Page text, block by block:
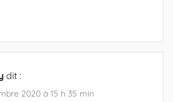
dit :
2020 à 15 h 35 min